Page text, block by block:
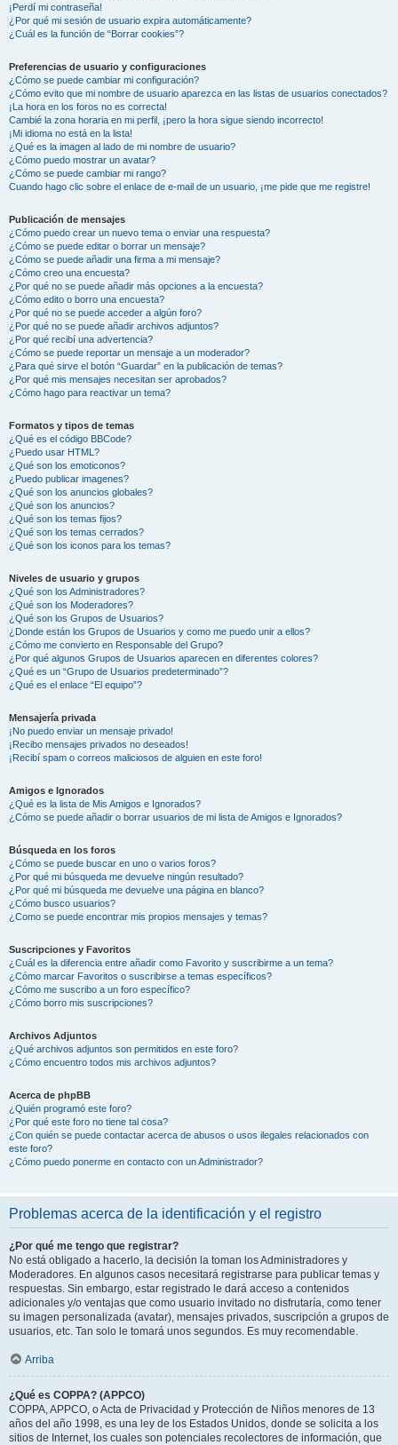
¡Perdí mi contraseña!
¿Por qué mi sesión de usuario expira automáticamente?
¿Cuál es la función de “Borrar cookies”?
Preferencias de usuario y configuraciones
¿Cómo se puede cambiar mi configuración?
¿Cómo evito que mi nombre de usuario aparezca en las listas de usuarios conectados?
¡La hora en los foros no es correcta!
Cambié la zona horaria en mi perfil, ¡pero la hora sigue siendo incorrecto!
¡Mi idioma no está en la lista!
¿Qué es la imagen al lado de mi nombre de usuario?
¿Cómo puedo mostrar un avatar?
¿Cómo se puede cambiar mi rango?
Cuando hago clic sobre el enlace de e-mail de un usuario, ¡me pide que me registre!
Publicación de mensajes
¿Cómo puedo crear un nuevo tema o enviar una respuesta?
¿Cómo se puede editar o borrar un mensaje?
¿Cómo se puede añadir una firma a mi mensaje?
¿Cómo creo una encuesta?
¿Por qué no se puede añadir más opciones a la encuesta?
¿Cómo edito o borro una encuesta?
¿Por qué no se puede acceder a algún foro?
¿Por qué no se puede añadir archivos adjuntos?
¿Por qué recibí una advertencia?
¿Cómo se puede reportar un mensaje a un moderador?
¿Para qué sirve el botón “Guardar” en la publicación de temas?
¿Por qué mis mensajes necesitan ser aprobados?
¿Cómo hago para reactivar un tema?
Formatos y tipos de temas
¿Qué es el código BBCode?
¿Puedo usar HTML?
¿Qué son los emoticonos?
¿Puedo publicar imagenes?
¿Qué son los anuncios globales?
¿Qué son los anuncios?
¿Qué son los temas fijos?
¿Qué son los temas cerrados?
¿Qué son los iconos para los temas?
Niveles de usuario y grupos
¿Qué son los Administradores?
¿Qué son los Moderadores?
¿Qué son los Grupos de Usuarios?
¿Donde están los Grupos de Usuarios y como me puedo unir a ellos?
¿Cómo me convierto en Responsable del Grupo?
¿Por qué algunos Grupos de Usuarios aparecen en diferentes colores?
¿Qué es un “Grupo de Usuarios predeterminado”?
¿Qué es el enlace “El equipo”?
Mensajería privada
¡No puedo enviar un mensaje privado!
¡Recibo mensajes privados no deseados!
¡Recibí spam o correos maliciosos de alguien en este foro!
Amigos e Ignorados
¿Qué es la lista de Mis Amigos e Ignorados?
¿Cómo se puede añadir o borrar usuarios de mi lista de Amigos e Ignorados?
Búsqueda en los foros
¿Cómo se puede buscar en uno o varios foros?
¿Por qué mi búsqueda me devuelve ningún resultado?
¿Por qué mi búsqueda me devuelve una página en blanco?
¿Cómo busco usuarios?
¿Como se puede encontrar mis propios mensajes y temas?
Suscripciones y Favoritos
¿Cuál es la diferencia entre añadir como Favorito y suscribirme a un tema?
¿Cómo marcar Favoritos o suscribirse a temas específicos?
¿Cómo me suscribo a un foro específico?
¿Cómo borro mis suscripciones?
Archivos Adjuntos
¿Qué archivos adjuntos son permitidos en este foro?
¿Cómo encuentro todos mis archivos adjuntos?
Acerca de phpBB
¿Quién programó este foro?
¿Por qué este foro no tiene tal cosa?
¿Con quién se puede contactar acerca de abusos o usos ilegales relacionados con
este foro?
¿Cómo puedo ponerme en contacto con un Administrador?
Problemas acerca de la identificación y el registro
¿Por qué me tengo que registrar?
No está obligado a hacerlo, la decisión la toman los Administradores y
Moderadores. En algunos casos necesitará registrarse para publicar temas y
respuestas. Sin embargo, estar registrado le dará acceso a contenidos
adicionales y/o ventajas que como usuario invitado no disfrutaría, como tener
su imagen personalizada (avatar), mensajes privados, suscripción a grupos de
usuarios, etc. Tan solo le tomará unos segundos. Es muy recomendable.
Arriba
¿Qué es COPPA? (APPCO)
COPPA, APPCO, o Acta de Privacidad y Protección de Niños menores de 13
años del año 1998, es una ley de los Estados Unidos, donde se solicita a los
sitios de Internet, los cuales son potenciales recolectores de información, que